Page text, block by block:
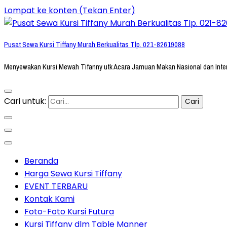
Lompat ke konten (Tekan Enter)
Pusat Sewa Kursi Tiffany Murah Berkualitas Tlp. 021-82619088
Menyewakan Kursi Mewah Tifanny utk Acara Jamuan Makan Nasional dan
Cari untuk:
Beranda
Harga Sewa Kursi Tiffany
EVENT TERBARU
Kontak Kami
Foto-Foto Kursi Futura
Kursi Tiffany dlm Table Manner